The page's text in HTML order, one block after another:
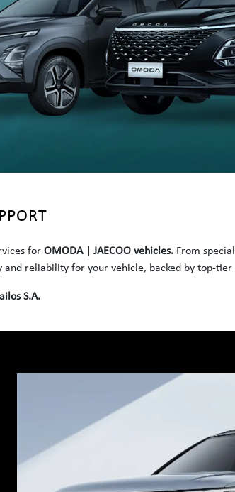
for OMODA | JAECOO vehicles.From
reliability for your vehicle, backed by top-tier
S.A.